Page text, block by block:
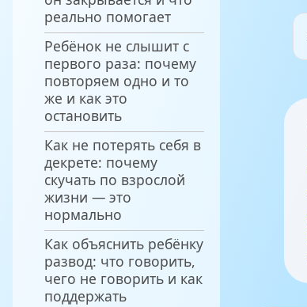
реально помогает
Ребёнок не слышит с
первого раза: почему
повторяем одно и то
же и как это
остановить
Как не потерять себя в
декрете: почему
скучать по взрослой
жизни — это
нормально
Как объяснить ребёнку
развод: что говорить,
чего не говорить и как
поддержать